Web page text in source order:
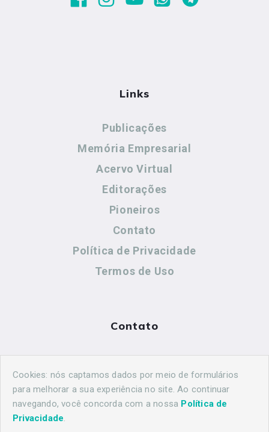
Links
Publicações
Memória Empresarial
Acervo Virtual
Editorações
Pioneiros
Contato
Política de Privacidade
Termos de Uso
Contato
maringahistorica@gmail.com
Cookies: nós captamos dados por meio de formulários
para melhorar a sua experiência no site. Ao continuar
navegando, você concorda com a nossa Política de
Privacidade.